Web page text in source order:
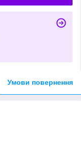
Умови повернення